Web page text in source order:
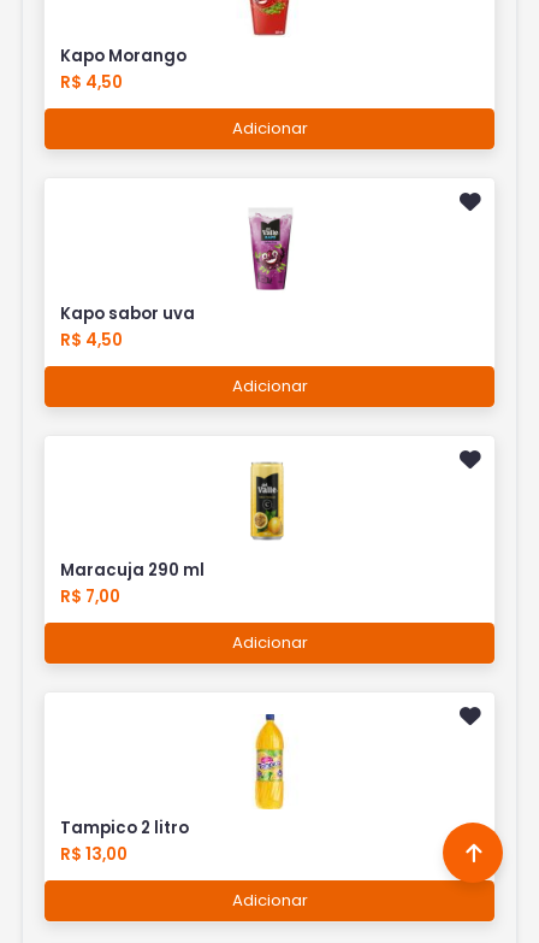
Kapo Morango
R$ 4,50
Adicionar
Kapo sabor uva
R$ 4,50
Adicionar
Maracuja 290 ml
R$ 7,00
Adicionar
Tampico 2 litro
R$ 13,00
Adicionar